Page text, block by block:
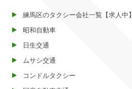
練馬区のタクシー会社一覧【求人中】
昭和自動車
日生交通
ムサシ交通
コンドルタクシー